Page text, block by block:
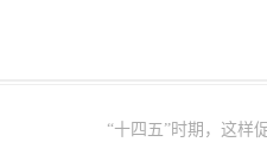
“十四五”时期，这样